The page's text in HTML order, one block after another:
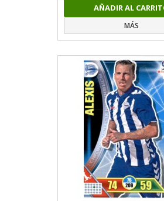
AÑADIR AL
MÁS